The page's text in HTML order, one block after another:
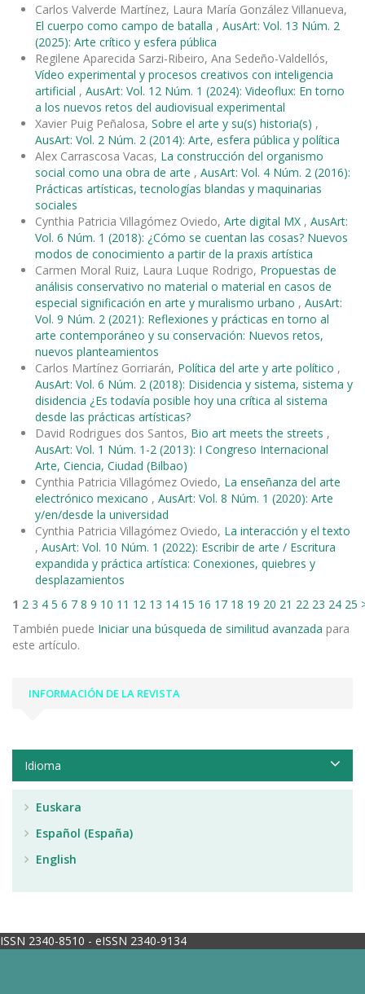
Carlos Valverde Martínez, Laura María González Villanueva,
El cuerpo como campo de batalla , AusArt: Vol. 13 Núm. 2
(2025): Arte crítico y esfera pública
Regilene Aparecida Sarzi-Ribeiro, Ana Sedeño-Valdellós,
Vídeo experimental y procesos creativos con inteligencia
artificial , AusArt: Vol. 12 Núm. 1 (2024): Videoflux: En torno
a los nuevos retos del audiovisual experimental
Xavier Puig Peñalosa, Sobre el arte y su(s) historia(s) ,
AusArt: Vol. 2 Núm. 2 (2014): Arte, esfera pública y política
Alex Carrascosa Vacas, La construcción del organismo
social como una obra de arte , AusArt: Vol. 4 Núm. 2 (2016):
Prácticas artísticas, tecnologías blandas y maquinarias
sociales
Cynthia Patricia Villagómez Oviedo, Arte digital MX , AusArt:
Vol. 6 Núm. 1 (2018): ¿Cómo se cuentan las cosas? Nuevos
modos de conocimiento a partir de la praxis artística
Carmen Moral Ruiz, Laura Luque Rodrigo, Propuestas de
análisis conservativo no material o material en casos de
especial significación en arte y muralismo urbano , AusArt:
Vol. 9 Núm. 2 (2021): Reflexiones y prácticas en torno al
arte contemporáneo y su conservación: Nuevos retos,
nuevos planteamientos
Carlos Martínez Gorriarán, Política del arte y arte político ,
AusArt: Vol. 6 Núm. 2 (2018): Disidencia y sistema, sistema y
disidencia ¿Es todavía posible hoy una crítica al sistema
desde las prácticas artísticas?
David Rodrigues dos Santos, Bio art meets the streets ,
AusArt: Vol. 1 Núm. 1-2 (2013): I Congreso Internacional
Arte, Ciencia, Ciudad (Bilbao)
Cynthia Patricia Villagómez Oviedo, La enseñanza del arte
electrónico mexicano , AusArt: Vol. 8 Núm. 1 (2020): Arte
y/en/desde la universidad
Cynthia Patricia Villagómez Oviedo, La interacción y el texto
, AusArt: Vol. 10 Núm. 1 (2022): Escribir de arte / Escritura
expandida y práctica artística: Conexiones, quiebres y
desplazamientos
1 2 3 4 5 6 7 8 9 10 11 12 13 14 15 16 17 18 19 20 21 22 23 24 25
También puede Iniciar una búsqueda de similitud avanzada para
este artículo.
INFORMACIÓN DE LA REVISTA
Idioma
Euskara
Español (España)
English
ISSN 2340-8510 - eISSN 2340-9134